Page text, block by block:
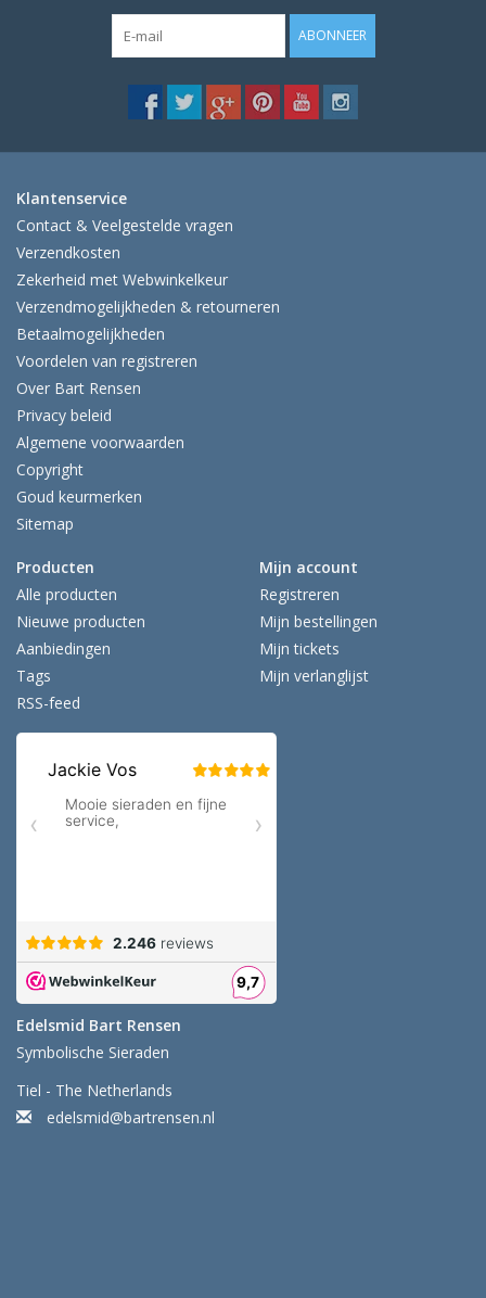
ABONNEER
Klantenservice
Contact & Veelgestelde vragen
Verzendkosten
Zekerheid met Webwinkelkeur
Verzendmogelijkheden & retourneren
Betaalmogelijkheden
Voordelen van registreren
Over Bart Rensen
Privacy beleid
Algemene voorwaarden
Copyright
Goud keurmerken
Sitemap
Producten
Alle producten
Nieuwe producten
Aanbiedingen
Tags
RSS-feed
Mijn account
Registreren
Mijn bestellingen
Mijn tickets
Mijn verlanglijst
Edelsmid Bart Rensen
Symbolische Sieraden
Tiel - The Netherlands
edelsmid@bartrensen.nl